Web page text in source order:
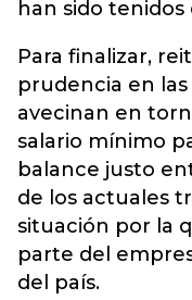
han sido
Para finalizar,
prudencia en
avecinan en
salario mínimo
balance justo
de los actuales
situación por la
parte del
del país.